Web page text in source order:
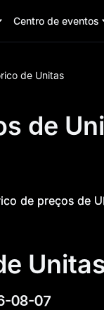
Centro de eventos
de Unitas
de
de preços de
08-07